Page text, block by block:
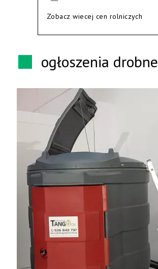
Zobacz wiecej cen rolniczych
ogłoszenia drobne